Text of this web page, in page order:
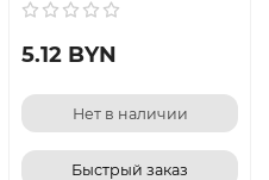
5.12 BYN
Нет в наличии
Быстрый заказ